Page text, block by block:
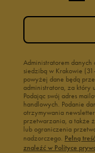
Administratorem danych
siedzibą w Krakowie
powyżej dane będą
administratora, za który
Podając swój adres
handlowych. Podanie
otrzymywania
przetwarzania, a także
lub ograniczenia
nadzorczego. Pełną
znaleźć w Polityce